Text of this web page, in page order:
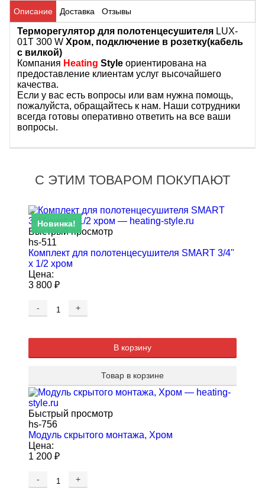
Описание Доставка Отзывы
Терморегулятор для полотенцесушителя LUX-
01T 300 W Хром, подключение в розетку(кабель
с вилкой)
Компания Heating Style ориентирована на
предоставление клиентам услуг высочайшего
качества.
Если у вас есть вопросы или вам нужна помощь,
пожалуйста, обращайтесь к нам. Наши сотрудники
всегда готовы оперативно ответить на все ваши
вопросы.
С ЭТИМ ТОВАРОМ ПОКУПАЮТ
Новинка!
Быстрый просмотр
hs-511
Комплект для полотенцесушителя SMART 3/4"
х 1/2 хром
Цена:
3 800 ₽
- +
В корзину
Товар в корзине
Быстрый просмотр
hs-756
Модуль скрытого монтажа, Хром
Цена:
1 200 ₽
- +
Новинка!